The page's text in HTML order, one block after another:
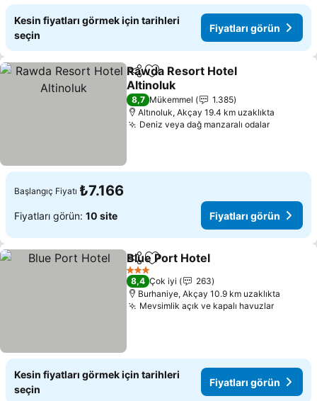
Kesin fiyatları görmek için tarihleri
seçin
Fiyatları görün
PaylaşFavorilerime ekle
Rawda Resort Hotel
Altinoluk
8,7 Mükemmel
1.385
Altınoluk, Akçay 19.4 km uzaklıkta
Deniz veya dağ manzaralı odalar
Başlangıç Fiyatı ₺7.166
Fiyatları görün: 10 site Fiyatları görün
PaylaşFavorilerime ekle
Blue Port Hotel
3 Yıldız
8,4 Çok iyi
263
Burhaniye, Akçay 10.9 km uzaklıkta
Mevsimlik açık ve kapalı havuzlar
Kesin fiyatları görmek için tarihleri
seçin
Fiyatları görün